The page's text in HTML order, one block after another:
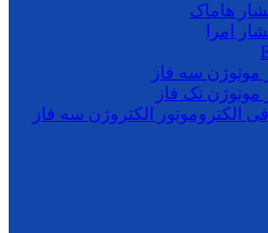
هاماک
امرا
موتوژن سه فاز
موتوژن تک فاز
الکتروموتور الکتروژن سه فاز